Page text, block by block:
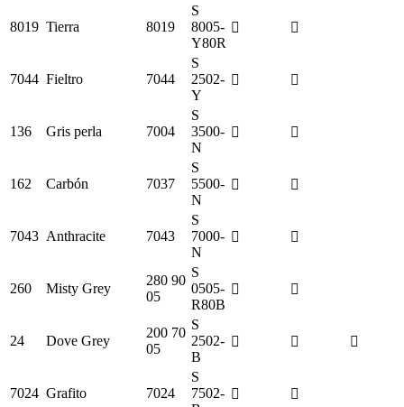
8019 Tierra 8019
S
8005-
Y80R
7044 Fieltro 7044
S
2502-
Y
136 Gris perla 7004
S
3500-
N
162 Carbón 7037
S
5500-
N
7043 Anthracite 7043
S
7000-
N
260 Misty Grey
280 90
05
S
0505-
R80B
24 Dove Grey
200 70
05
S
2502-
B
7024 Grafito 7024
S
7502-